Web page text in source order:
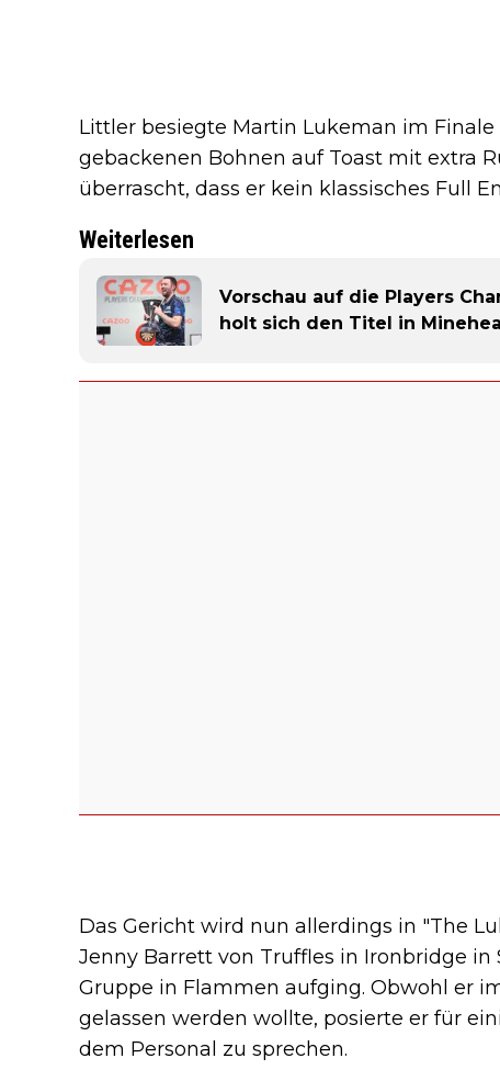
Littler besiegte Martin Lukeman im
gebackenen Bohnen auf Toast mit extra
überrascht, dass er kein klassisches Full
Weiterlesen
Vorschau auf die Players
holt sich den Titel in
Das Gericht wird nun allerdings in "The
Jenny Barrett von Truffles in Ironbridge in
Gruppe in Flammen aufging. Obwohl er
gelassen werden wollte, posierte er für
dem Personal zu sprechen.